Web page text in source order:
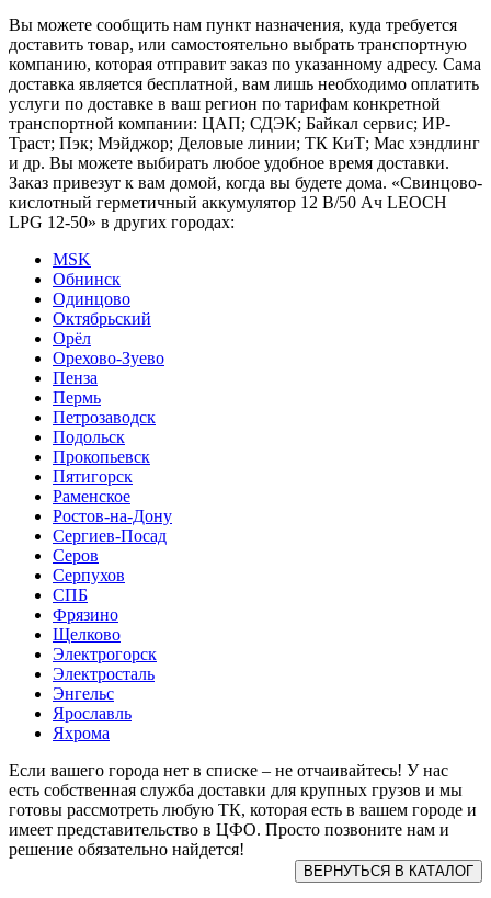
Вы можете сообщить нам пункт назначения, куда требуется
доставить товар, или самостоятельно выбрать транспортную
компанию, которая отправит заказ по указанному адресу. Сама
доставка является бесплатной, вам лишь необходимо оплатить
услуги по доставке в ваш регион по тарифам конкретной
транспортной компании: ЦАП; СДЭК; Байкал сервис; ИР-
Траст; Пэк; Мэйджор; Деловые линии; ТК КиТ; Мас хэндлинг
и др. Вы можете выбирать любое удобное время доставки.
Заказ привезут к вам домой, когда вы будете дома. «Свинцово-
кислотный герметичный аккумулятор 12 В/50 Ач LEOCH
LPG 12-50» в других городах:
MSK
Обнинск
Одинцово
Октябрьский
Орёл
Орехово-Зуево
Пенза
Пермь
Петрозаводск
Подольск
Прокопьевск
Пятигорск
Раменское
Ростов-на-Дону
Сергиев-Посад
Серов
Серпухов
СПБ
Фрязино
Щелково
Электрогорск
Электросталь
Энгельс
Ярославль
Яхрома
Если вашего города нет в списке – не отчаивайтесь! У нас
есть собственная служба доставки для крупных грузов и мы
готовы рассмотреть любую ТК, которая есть в вашем городе и
имеет представительство в ЦФО. Просто позвоните нам и
решение обязательно найдется!